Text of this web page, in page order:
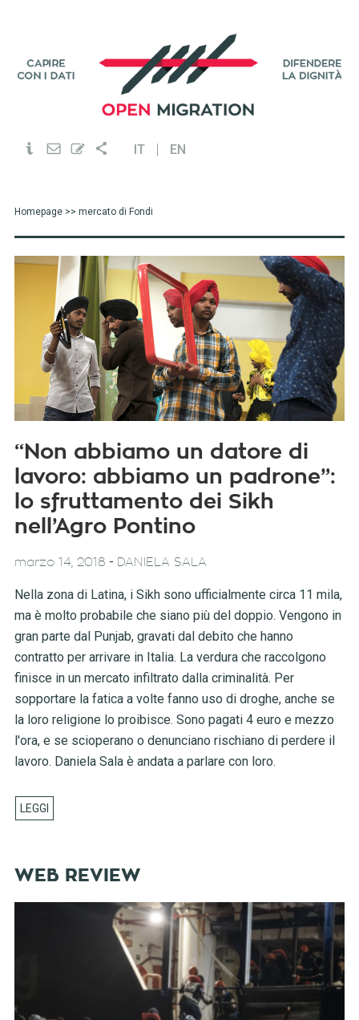
IT EN
Homepage>> mercato di Fondi
“Non abbiamo un datore di
lavoro: abbiamo un padrone”:
lo sfruttamento dei Sikh
nell’Agro Pontino
marzo 14, 2018 - DANIELA SALA
Nella zona di Latina, i Sikh sono ufficialmente circa 11 mila,
ma è molto probabile che siano più del doppio. Vengono in
gran parte dal Punjab, gravati dal debito che hanno
contratto per arrivare in Italia. La verdura che raccolgono
finisce in un mercato infiltrato dalla criminalità. Per
sopportare la fatica a volte fanno uso di droghe, anche se
la loro religione lo proibisce. Sono pagati 4 euro e mezzo
l'ora, e se scioperano o denunciano rischiano di perdere il
lavoro. Daniela Sala è andata a parlare con loro.
WEB REVIEW